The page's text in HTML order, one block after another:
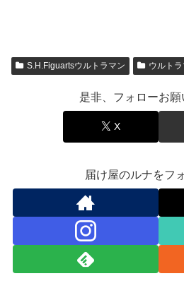
S.H.Figuartsウルトラマン ウルト
是非、フォローお願
X
届け屋のルナをフ